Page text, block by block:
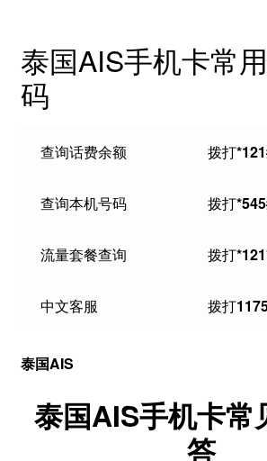
泰国AIS手机卡常
码
查询话费余额 拨打
查询本机号码 拨打
流量套餐查询 拨打
中文客服 拨打
泰国AIS
泰国AIS手机卡常
答